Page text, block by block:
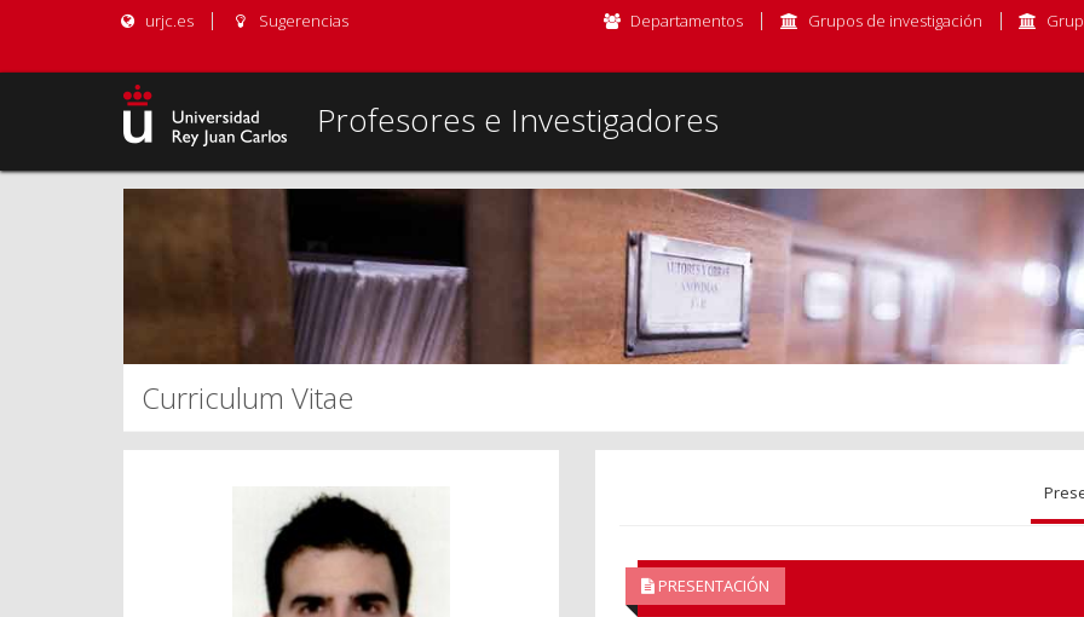
urjc.es Sugerencias Departamentos Grupos de investigación
Profesores e Investigadores
Curriculum Vitae
PRESENTACIÓN